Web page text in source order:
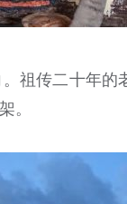
祖传二十年
。